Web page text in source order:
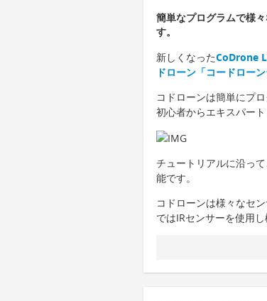
簡単なプログラムで様
す。
新しくなったCoDrone
ドローン「コードローン
コドローンは簡単にプ
初心者からエキスパー
チュートリアルに沿っ
能です。
コドローンは様々なセ
ではIRセンサーを使用